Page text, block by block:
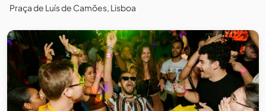
Praça de Luís de Camões, Lisboa